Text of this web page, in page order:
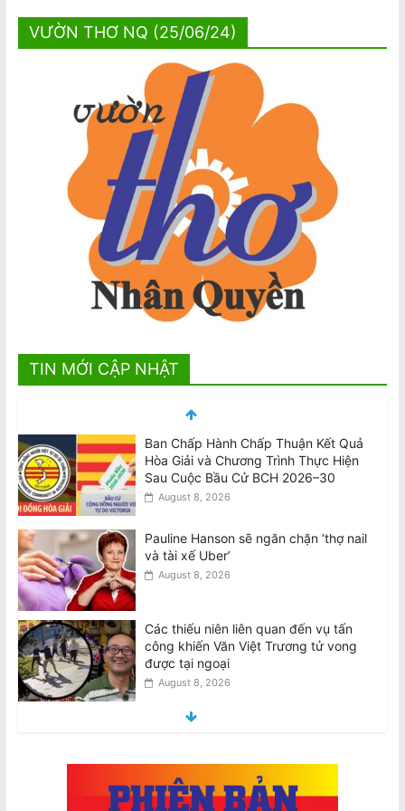
VƯỜN THƠ NQ (25/06/24)
TIN MỚI CẬP NHẬT
Ban Chấp Hành Chấp Thuận Kết Quả
Hòa Giải và Chương Trình Thực Hiện
Sau Cuộc Bầu Cử BCH 2026–30
August 8, 2026
Pauline Hanson sẽ ngăn chặn ‘thợ nail
và tài xế Uber’
August 8, 2026
Các thiếu niên liên quan đến vụ tấn
công khiến Văn Việt Trương tử vong
được tại ngoại
August 8, 2026
Teens involved in fatal attack on Van